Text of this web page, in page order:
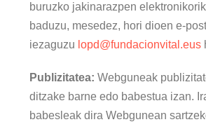
buruzko jakinarazpen
baduzu, mesedez, hori dioen e-
iezaguzu lopd@fundacionvital.eus
Publizitatea: Webguneak
ditzake barne edo babestua izan.
babesleak dira Webgunean